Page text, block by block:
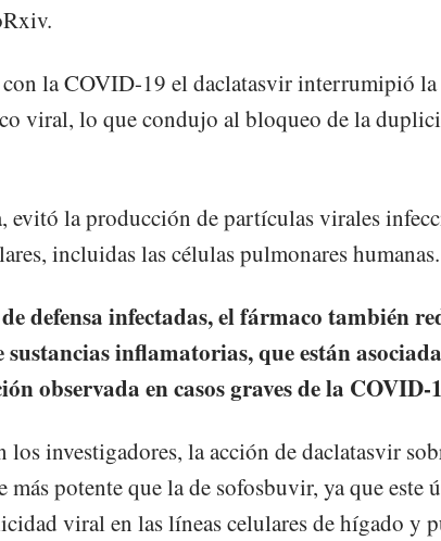
con la COVID-19 el daclatasvir interrumipió la
viral, lo que condujo al bloqueo de la
evitó la producción de partículas virales
incluidas las células pulmonares humanas.
defensa infectadas, el fármaco también
inflamatorias, que están
observada en casos graves de la COVID-
los investigadores, la acción de daclatasvir
más potente que la de sofosbuvir, ya que este
viral en las líneas celulares de hígado y